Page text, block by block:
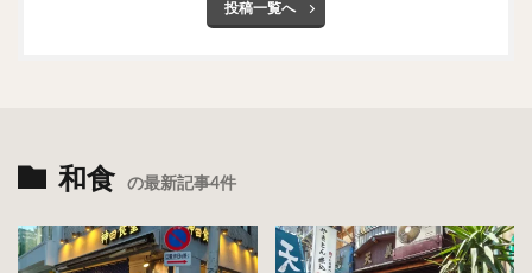
投稿一覧へ
和食 の最新記事4件